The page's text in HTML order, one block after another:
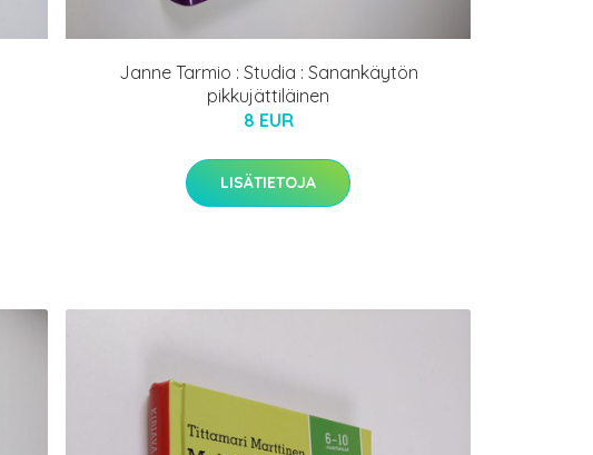
Janne Tarmio : Studia : Sanankäytön
pikkujättiläinen
8 EUR
LISÄTIETOJA